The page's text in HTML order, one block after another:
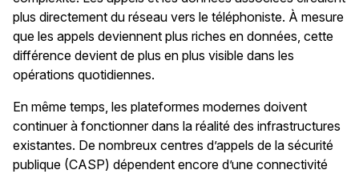
plus directement du réseau vers le téléphoniste. À mesure
que les appels deviennent plus riches en données, cette
différence devient de plus en plus visible dans les
opérations quotidiennes.
En même temps, les plateformes modernes doivent
continuer à fonctionner dans la réalité des infrastructures
existantes. De nombreux centres d’appels de la sécurité
publique (CASP) dépendent encore d’une connectivité